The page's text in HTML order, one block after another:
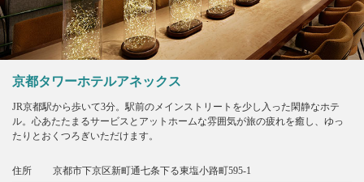
京都タワーホテルアネックス
JR京都駅から歩いて3分。駅前のメインストリートを少し入った閑静なホテ
ル。心あたたまるサービスとアットホームな雰囲気が旅の疲れを癒し、ゆっ
たりとおくつろぎいただけます。
住所 京都市下京区新町通七条下る東塩小路町595-1